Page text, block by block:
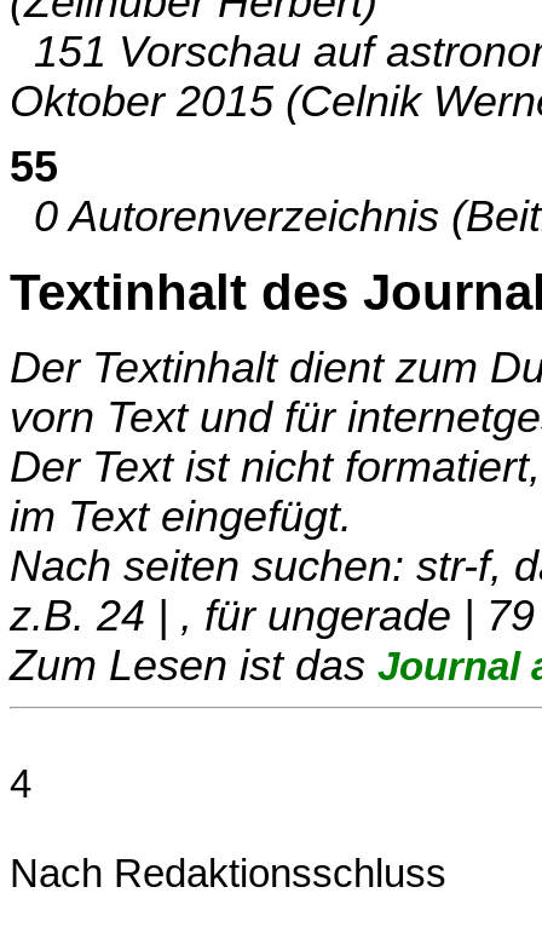
151 Vorschau auf
Oktober 2015 (Celnik
55
0 Autorenverzeichnis
Textinhalt des
Der Textinhalt dient zum
vorn Text und für
Der Text ist nicht
im Text eingefügt.
Nach seiten suchen: str-f,
z.B. 24 | , für ungerade | 79
Zum Lesen ist das Journal
4
Nach Redaktionsschluss